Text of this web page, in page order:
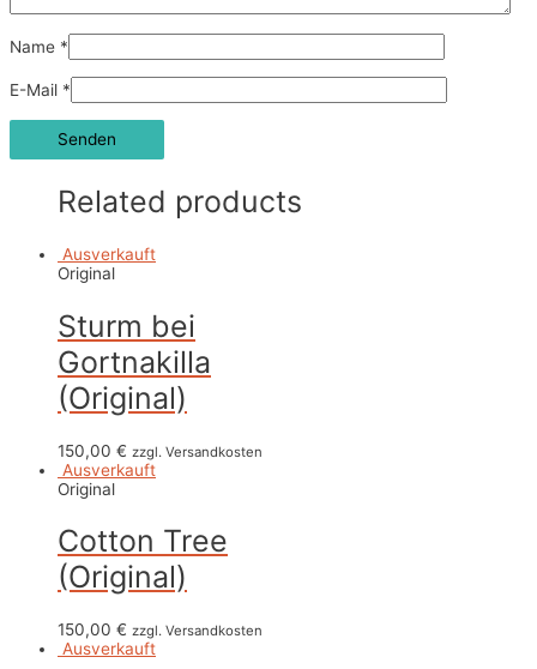
Name *
E-Mail *
Related products
Ausverkauft
Original
Sturm bei
Gortnakilla
(Original)
150,00 € zzgl. Versandkosten
Ausverkauft
Original
Cotton Tree
(Original)
150,00 € zzgl. Versandkosten
Ausverkauft